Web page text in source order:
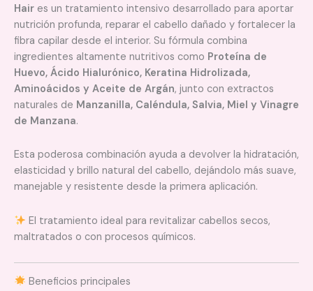
Hair es un tratamiento intensivo desarrollado para aportar
nutrición profunda, reparar el cabello dañado y fortalecer la
fibra capilar desde el interior. Su fórmula combina
ingredientes altamente nutritivos como Proteína de
Huevo, Ácido Hialurónico, Keratina Hidrolizada,
Aminoácidos y Aceite de Argán, junto con extractos
naturales de Manzanilla, Caléndula, Salvia, Miel y Vinagre
de Manzana.
Esta poderosa combinación ayuda a devolver la hidratación,
elasticidad y brillo natural del cabello, dejándolo más suave,
manejable y resistente desde la primera aplicación.
El tratamiento ideal para revitalizar cabellos secos,
maltratados o con procesos químicos.
Beneficios principales